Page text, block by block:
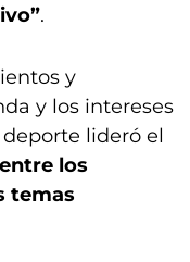
.
y
y los intereses
lideró el
entre los
temas